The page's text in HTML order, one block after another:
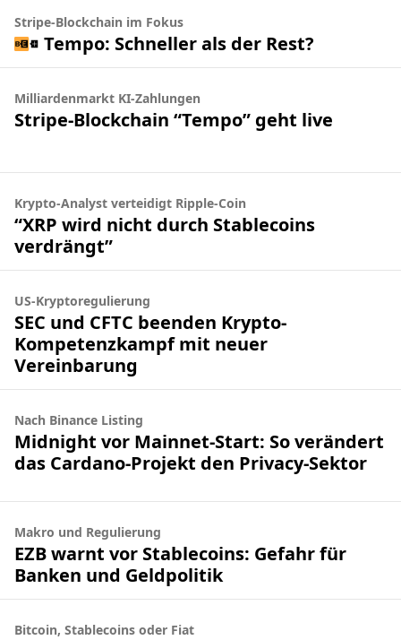
Stripe-Blockchain im Fokus
Tempo: Schneller als der Rest?
Milliardenmarkt KI-Zahlungen
Stripe-Blockchain “Tempo” geht live
Krypto-Analyst verteidigt Ripple-Coin
“XRP wird nicht durch Stablecoins
verdrängt”
US-Kryptoregulierung
SEC und CFTC beenden Krypto-
Kompetenzkampf mit neuer
Vereinbarung
Nach Binance Listing
Midnight vor Mainnet-Start: So verändert
das Cardano-Projekt den Privacy-Sektor
Makro und Regulierung
EZB warnt vor Stablecoins: Gefahr für
Banken und Geldpolitik
Bitcoin, Stablecoins oder Fiat